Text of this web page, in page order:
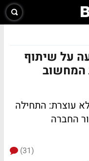
על שיתוף
המחשוב
עוצרת: התחילה
החברה
(31)